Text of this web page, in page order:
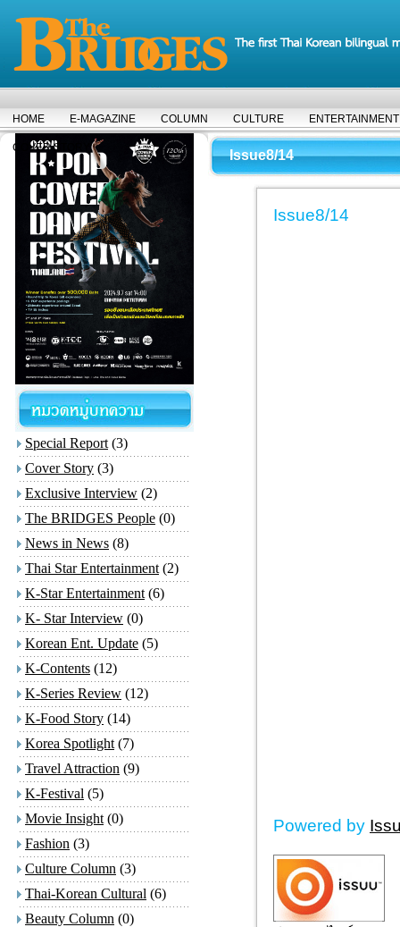
HOME E-MAGAZINE COLUMN CULTURE ENTERTAINMENT
COVER STORY
Special Report (3)
Cover Story (3)
Exclusive Interview (2)
The BRIDGES People (0)
News in News (8)
Thai Star Entertainment (2)
K-Star Entertainment (6)
K- Star Interview (0)
Korean Ent. Update (5)
K-Contents (12)
K-Series Review (12)
K-Food Story (14)
Korea Spotlight (7)
Travel Attraction (9)
K-Festival (5)
Movie Insight (0)
Fashion (3)
Culture Column (3)
Thai-Korean Cultural (6)
Beauty Column (0)
Issue8/14
Issue8/14
Powered by